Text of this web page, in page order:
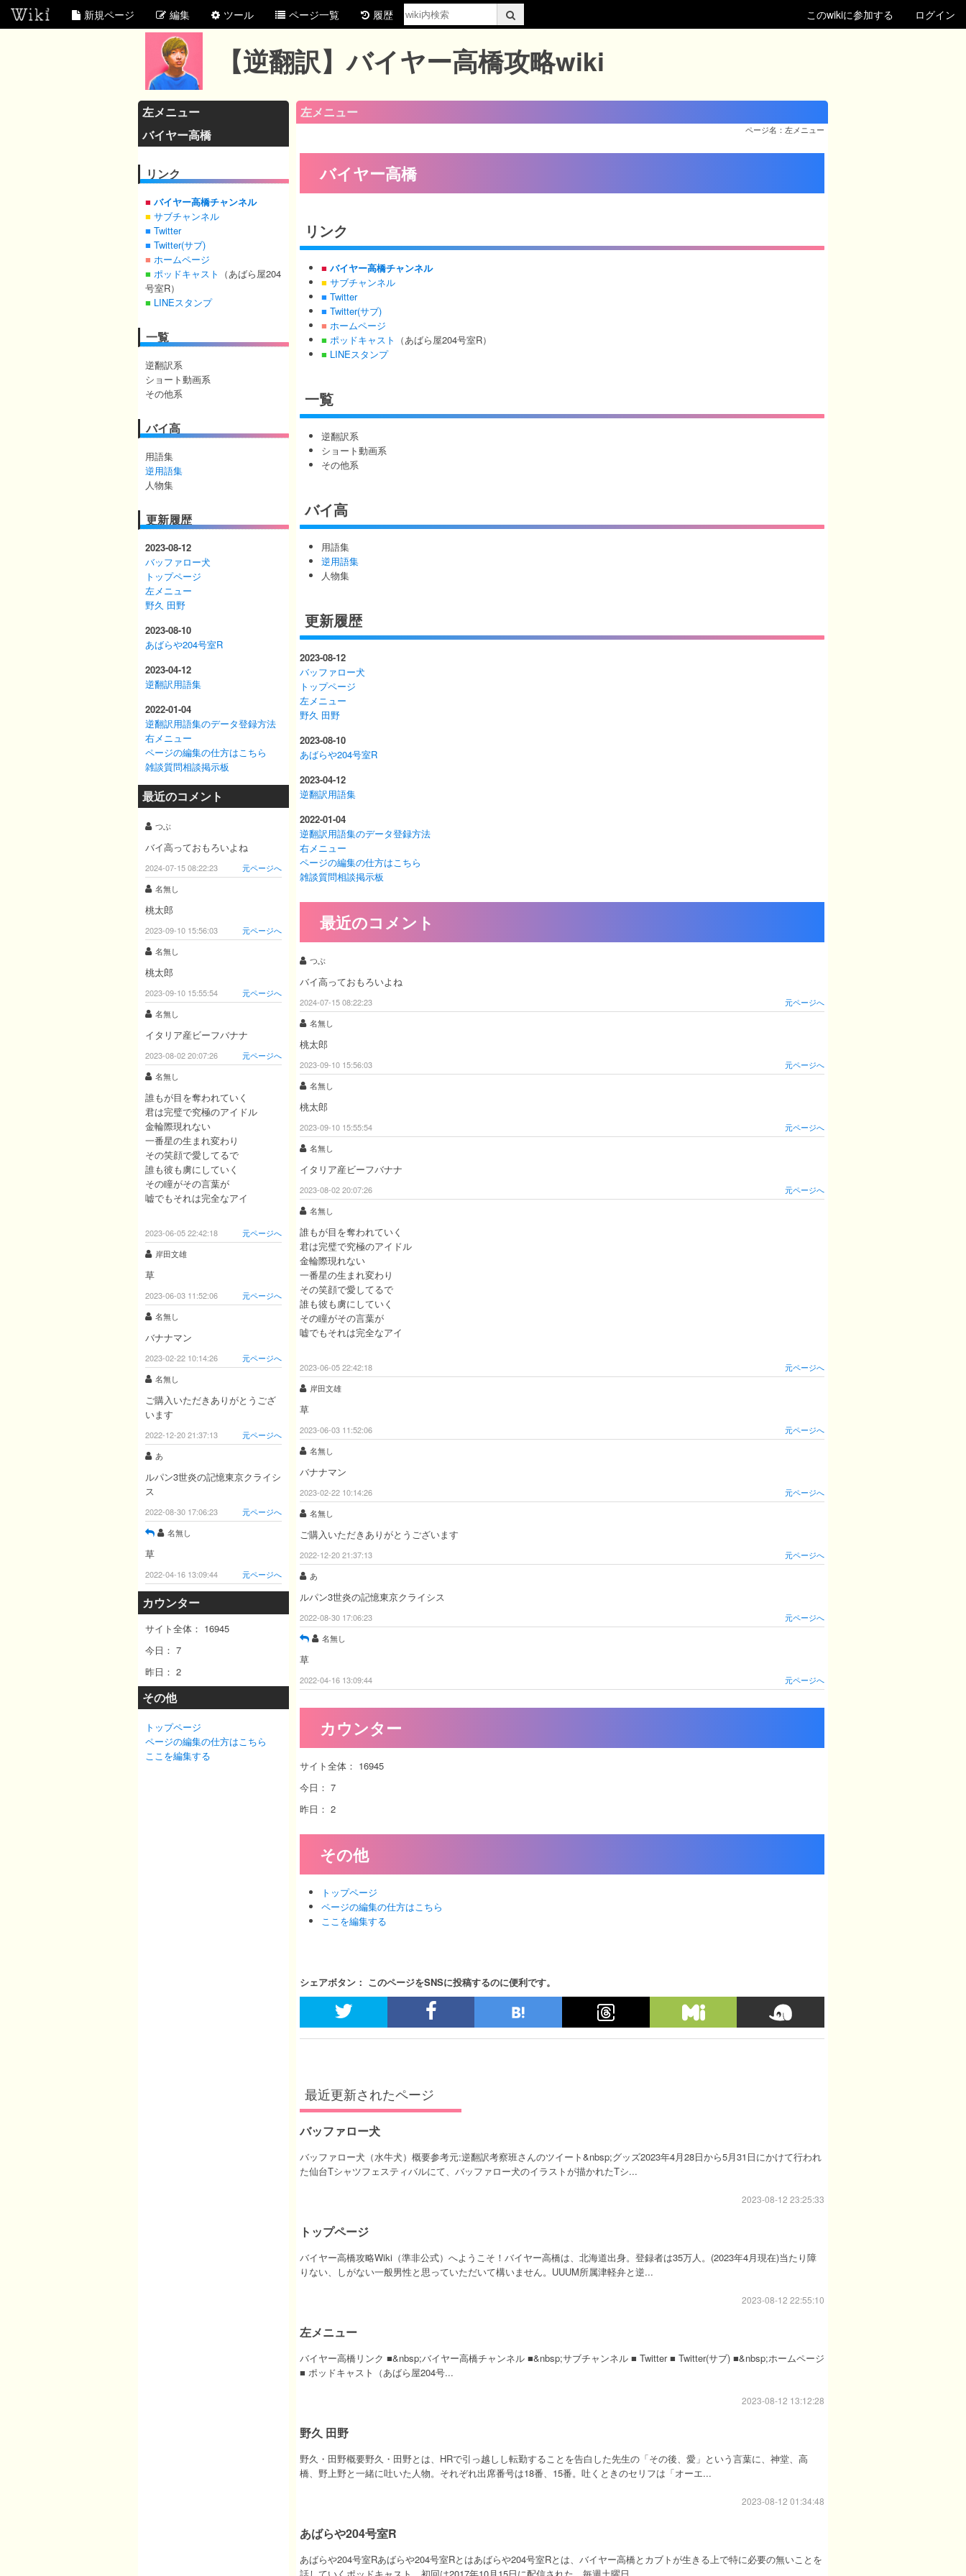
新規ページ 編集 ツール ページ一覧 履歴 このwikiに参加する ログイン
【逆翻訳】バイヤー高橋攻略wiki
左メニュー
バイヤー高橋
リンク
■ バイヤー高橋チャンネル
■ サブチャンネル
■ Twitter
■ Twitter(サブ)
■ ホームページ
■ ポッドキャスト （あばら屋204
号室R）
■ LINEスタンプ
一覧
逆翻訳系
ショート動画系
その他系
バイ高
用語集
逆用語集
人物集
更新履歴
2023-08-12
バッファロー犬
トップページ
左メニュー
野久 田野
2023-08-10
あばらや204号室R
2023-04-12
逆翻訳用語集
2022-01-04
逆翻訳用語集のデータ登録方法
右メニュー
ページの編集の仕方はこちら
雑談質問相談掲示板
最近のコメント
つぶ
バイ高っておもろいよね
2024-07-15 08:22:23
元ページへ
名無し
桃太郎
2023-09-10 15:56:03
元ページへ
名無し
桃太郎
2023-09-10 15:55:54
元ページへ
名無し
イタリア産ビーフバナナ
2023-08-02 20:07:26
元ページへ
名無し
誰もが目を奪われていく
君は完璧で究極のアイドル
金輪際現れない
一番星の生まれ変わり
その笑顔で愛してるで
誰も彼も虜にしていく
その瞳がその言葉が
嘘でもそれは完全なアイ
2023-06-05 22:42:18
元ページへ
岸田文雄
草
2023-06-03 11:52:06
元ページへ
名無し
バナナマン
2023-02-22 10:14:26
元ページへ
名無し
ご購入いただきありがとうござ
います
2022-12-20 21:37:13
元ページへ
あ
ルパン3世炎の記憶東京クライシ
ス
2022-08-30 17:06:23
元ページへ
名無し
草
2022-04-16 13:09:44 元ページへ
カウンター
サイト全体： 16945
今日： 7
昨日： 2
その他
トップページ
ページの編集の仕方はこちら
ここを編集する
左メニュー
ページ名：左メニュー
バイヤー高橋
リンク
■ バイヤー高橋チャンネル
■ サブチャンネル
■ Twitter
■ Twitter(サブ)
■ ホームページ
■ ポッドキャスト （あばら屋204号室R）
■ LINEスタンプ
一覧
逆翻訳系
ショート動画系
その他系
バイ高
用語集
逆用語集
人物集
更新履歴
2023-08-12
バッファロー犬
トップページ
左メニュー
野久 田野
2023-08-10
あばらや204号室R
2023-04-12
逆翻訳用語集
2022-01-04
逆翻訳用語集のデータ登録方法
右メニュー
ページの編集の仕方はこちら
雑談質問相談掲示板
最近のコメント
つぶ
バイ高っておもろいよね
2024-07-15 08:22:23
元ページへ
名無し
桃太郎
2023-09-10 15:56:03
元ページへ
名無し
桃太郎
2023-09-10 15:55:54
元ページへ
名無し
イタリア産ビーフバナナ
2023-08-02 20:07:26
元ページへ
名無し
誰もが目を奪われていく
君は完璧で究極のアイドル
金輪際現れない
一番星の生まれ変わり
その笑顔で愛してるで
誰も彼も虜にしていく
その瞳がその言葉が
嘘でもそれは完全なアイ
2023-06-05 22:42:18
元ページへ
岸田文雄
草
2023-06-03 11:52:06
元ページへ
名無し
バナナマン
2023-02-22 10:14:26
元ページへ
名無し
ご購入いただきありがとうございます
2022-12-20 21:37:13
元ページへ
あ
ルパン3世炎の記憶東京クライシス
2022-08-30 17:06:23
元ページへ
名無し
草
2022-04-16 13:09:44 元ページへ
カウンター
サイト全体： 16945
今日： 7
昨日： 2
その他
トップページ
ページの編集の仕方はこちら
ここを編集する
シェアボタン： このページをSNSに投稿するのに便利です。
最近更新されたページ
バッファロー犬
バッファロー犬（水牛犬）概要参考元:逆翻訳考察班さんのツイート&nbsp;グッズ2023年4月28日から5月31日にかけて行われ
た仙台Tシャツフェスティバルにて、バッファロー犬のイラストが描かれたTシ...
2023-08-12 23:25:33
トップページ
バイヤー高橋攻略Wiki（準非公式）へようこそ！バイヤー高橋は、北海道出身。登録者は35万人。(2023年4月現在)当たり障
りない、しがない一般男性と思っていただいて構いません。UUUM所属津軽弁と逆...
2023-08-12 22:55:10
左メニュー
バイヤー高橋リンク ■&nbsp;バイヤー高橋チャンネル ■&nbsp;サブチャンネル ■ Twitter ■ Twitter(サブ) ■&nbsp;ホームページ
■ ポッドキャスト（あばら屋204号...
2023-08-12 13:12:28
野久 田野
野久・田野概要野久・田野とは、HRで引っ越しし転勤することを告白した先生の「その後、愛」という言葉に、神堂、高
橋、野上野と一緒に吐いた人物。それぞれ出席番号は18番、15番。吐くときのセリフは「オーエ...
2023-08-12 01:34:48
あばらや204号室R
あばらや204号室Rあばらや204号室Rとはあばらや204号室Rとは、バイヤー高橋とカブトが生きる上で特に必要の無いことを